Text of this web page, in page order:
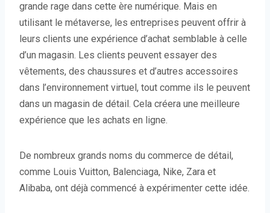
grande rage dans cette ère numérique. Mais en
utilisant le métaverse, les entreprises peuvent offrir à
leurs clients une expérience d’achat semblable à celle
d’un magasin. Les clients peuvent essayer des
vêtements, des chaussures et d’autres accessoires
dans l’environnement virtuel, tout comme ils le peuvent
dans un magasin de détail. Cela créera une meilleure
expérience que les achats en ligne.
De nombreux grands noms du commerce de détail,
comme Louis Vuitton, Balenciaga, Nike, Zara et
Alibaba, ont déjà commencé à expérimenter cette idée.